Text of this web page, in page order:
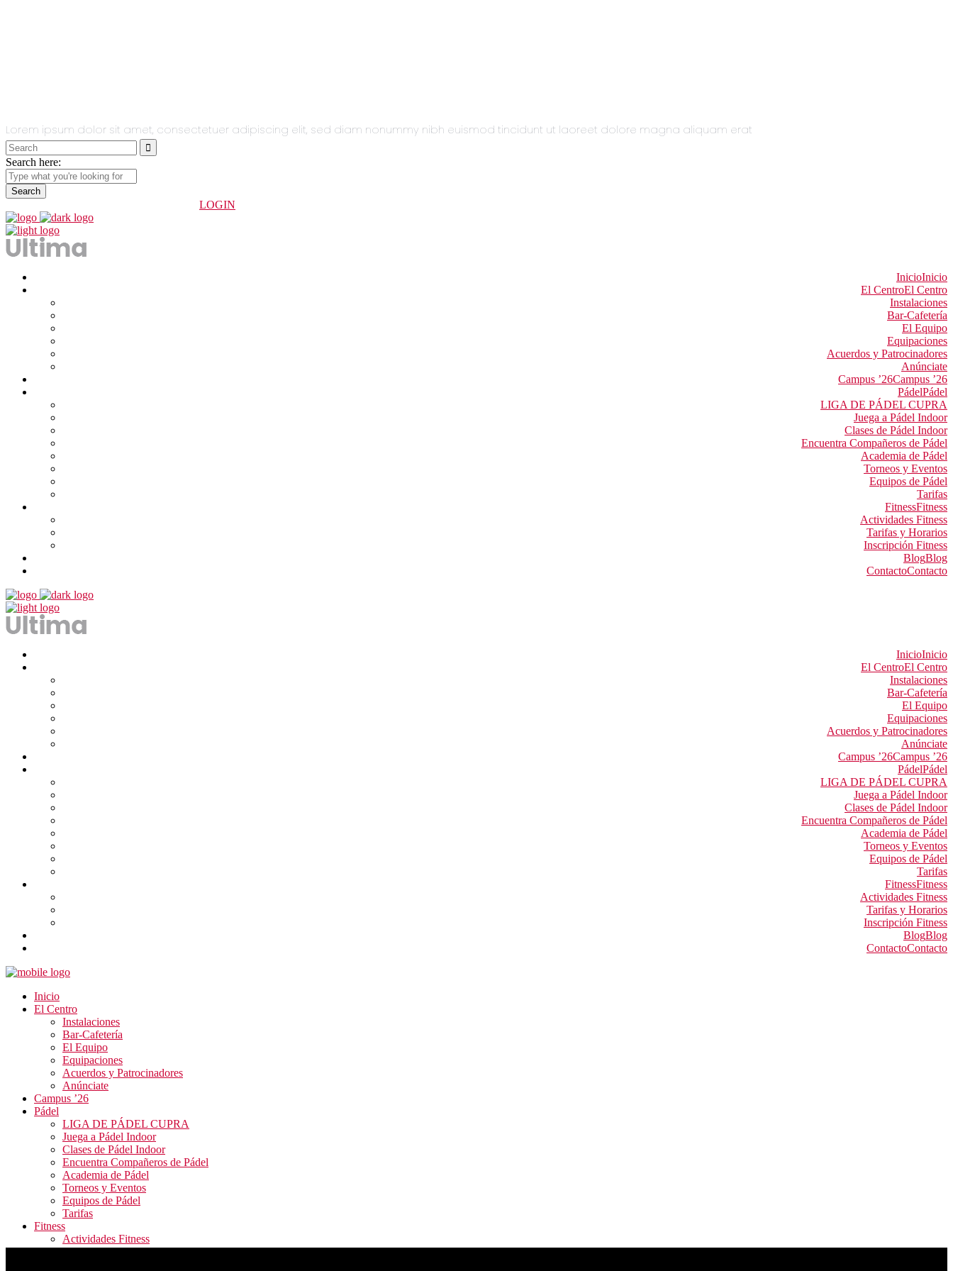
Lorem ipsum dolor sit amet, consectetuer adipiscing elit, sed diam nonummy nibh euismod tincidunt ut laoreet dolore magna aliquam erat
Search
for:
Search here:
LOGIN
InicioInicio
El CentroEl Centro
Instalaciones
Bar-Cafetería
El Equipo
Equipaciones
Acuerdos y Patrocinadores
Anúnciate
Campus ’26Campus ’26
PádelPádel
LIGA DE PÁDEL CUPRA
Juega a Pádel Indoor
Clases de Pádel Indoor
Encuentra Compañeros de Pádel
Academia de Pádel
Torneos y Eventos
Equipos de Pádel
Tarifas
FitnessFitness
Actividades Fitness
Tarifas y Horarios
Inscripción Fitness
BlogBlog
ContactoContacto
InicioInicio
El CentroEl Centro
Instalaciones
Bar-Cafetería
El Equipo
Equipaciones
Acuerdos y Patrocinadores
Anúnciate
Campus ’26Campus ’26
PádelPádel
LIGA DE PÁDEL CUPRA
Juega a Pádel Indoor
Clases de Pádel Indoor
Encuentra Compañeros de Pádel
Academia de Pádel
Torneos y Eventos
Equipos de Pádel
Tarifas
FitnessFitness
Actividades Fitness
Tarifas y Horarios
Inscripción Fitness
BlogBlog
ContactoContacto
Inicio
El Centro
Instalaciones
Bar-Cafetería
El Equipo
Equipaciones
Acuerdos y Patrocinadores
Anúnciate
Campus ’26
Pádel
LIGA DE PÁDEL CUPRA
Juega a Pádel Indoor
Clases de Pádel Indoor
Encuentra Compañeros de Pádel
Academia de Pádel
Torneos y Eventos
Equipos de Pádel
Tarifas
Fitness
Actividades Fitness
Tarifas y Horarios